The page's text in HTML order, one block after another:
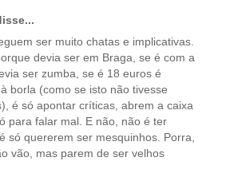
ser muito chatas e implicativas.
devia ser em Braga, se é com a
ser zumba, se é 18 euros é
borla (como se isto não tivesse
é só apontar críticas, abrem a caixa
para falar mal. E não, não é ter
só quererem ser mesquinhos. Porra,
vão, mas parem de ser velhos